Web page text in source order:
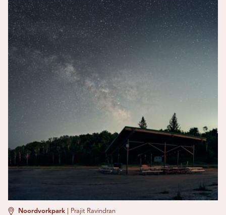
Noordvorkpark Prajit Ravindran